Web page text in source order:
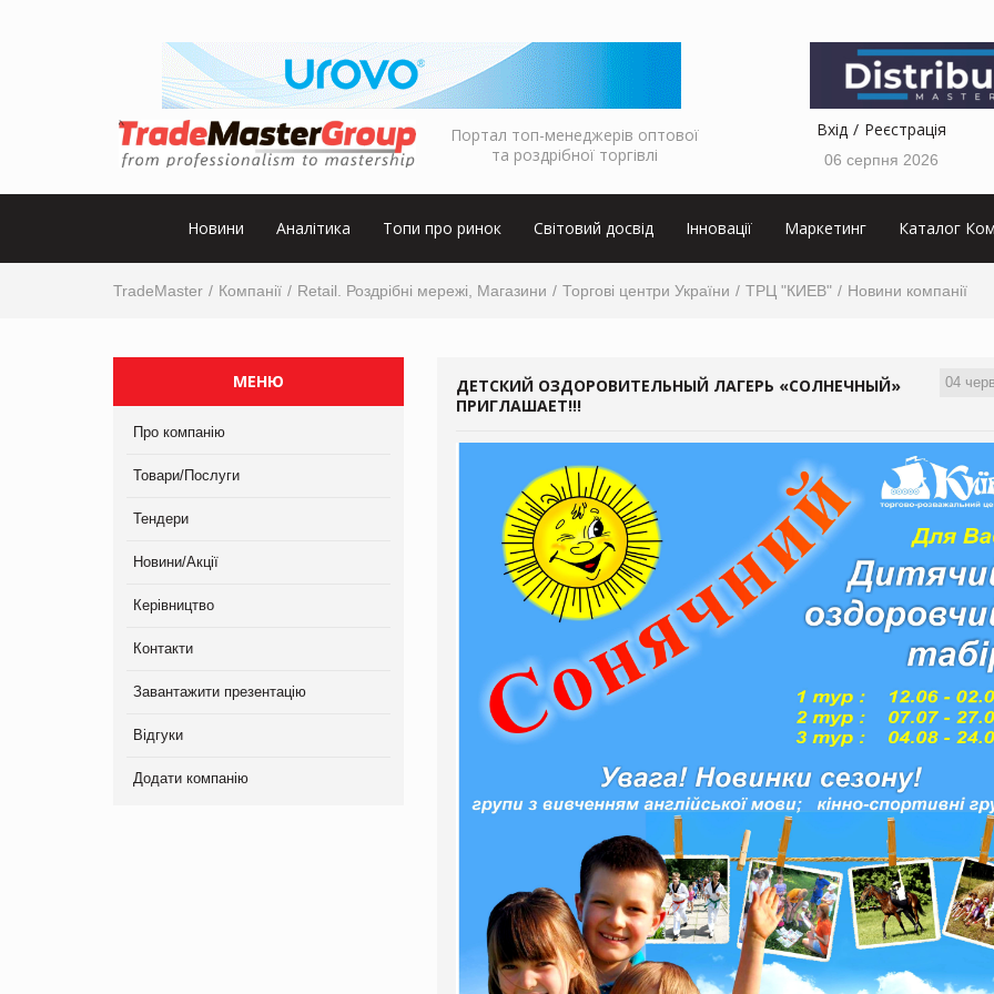
Портал топ-менеджерів оптової
та роздрібної торгівлі
Вхід Реєстрація
06 серпня 2026
Новини Аналітика Топи про ринок Світовий досвід Інновації Маркетинг Каталог
TradeMaster Компанії Retail. Роздрібні мережі, Магазини Торгові центри України ТРЦ "КИЕВ" Новини компанії
МЕНЮ
Про компанію
Товари/Послуги
Тендери
Новини/Акції
Керівництво
Контакти
Завантажити презентацію
Відгуки
Додати компанію
04
ДЕТСКИЙ ОЗДОРОВИТЕЛЬНЫЙ ЛАГЕРЬ «СОЛНЕЧНЫЙ»
ПРИГЛАШАЕТ!!!